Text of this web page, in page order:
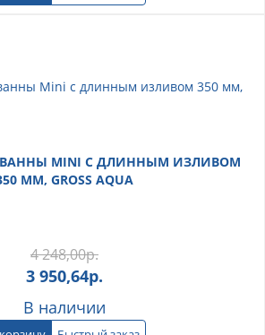
ВАННЫ MINI С ДЛИННЫМ ИЗЛИВОМ
ММ, GROSS AQUA
4 248,00р.
3 950,64р.
В наличии